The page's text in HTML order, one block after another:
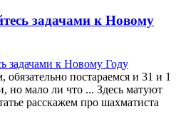
задачами к Новому
постараемся и 31 и 1
но мало ли что ... Здесь матуют
расскажем про шахматиста